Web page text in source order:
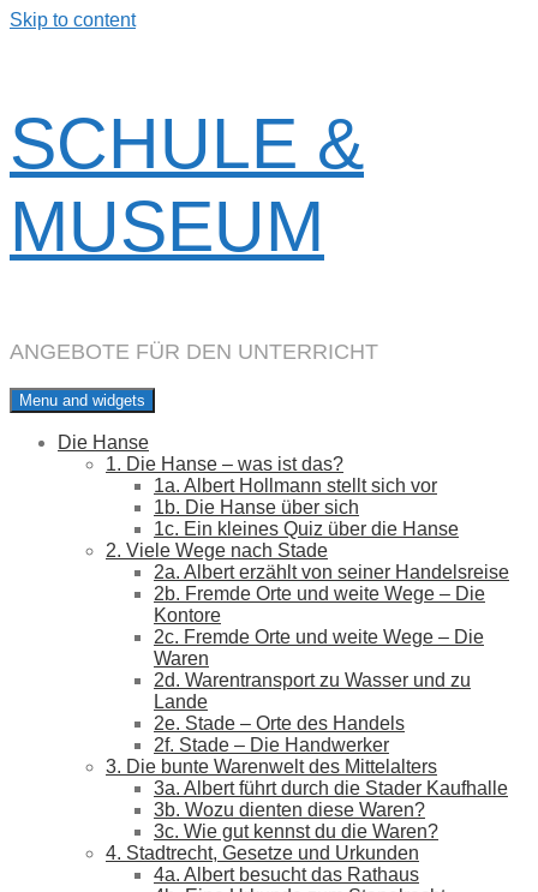
Skip to content
SCHULE &
MUSEUM
ANGEBOTE FÜR DEN UNTERRICHT
Menu and widgets
Die Hanse
1. Die Hanse – was ist das?
1a. Albert Hollmann stellt sich vor
1b. Die Hanse über sich
1c. Ein kleines Quiz über die Hanse
2. Viele Wege nach Stade
2a. Albert erzählt von seiner Handelsreise
2b. Fremde Orte und weite Wege – Die
Kontore
2c. Fremde Orte und weite Wege – Die
Waren
2d. Warentransport zu Wasser und zu
Lande
2e. Stade – Orte des Handels
2f. Stade – Die Handwerker
3. Die bunte Warenwelt des Mittelalters
3a. Albert führt durch die Stader Kaufhalle
3b. Wozu dienten diese Waren?
3c. Wie gut kennst du die Waren?
4. Stadtrecht, Gesetze und Urkunden
4a. Albert besucht das Rathaus